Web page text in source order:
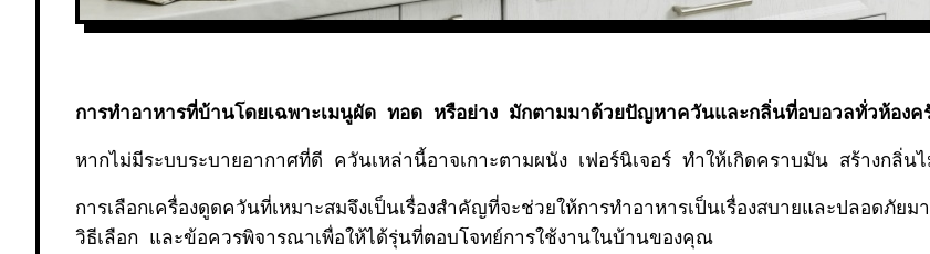
การทำอาหารที่บ้านโดยเฉพาะเมนูผัด ทอด หรือย่าง มักตามมาด้วยปัญหาควันและกลิ่นที่อบอวลทั่วห้องค
หากไม่มีระบบระบายอากาศที่ดี ควันเหล่านี้อาจเกาะตามผนัง เฟอร์นิเจอร์ ทำให้เกิดคราบมัน สร้างกลิ่น
การเลือกเครื่องดูดควันที่เหมาะสมจึงเป็นเรื่องสำคัญที่จะช่วยให้การทำอาหารเป็นเรื่องสบายและปลอด
วิธีเลือก และข้อควรพิจารณาเพื่อให้ได้รุ่นที่ตอบโจทย์การใช้งานในบ้านของคุณ